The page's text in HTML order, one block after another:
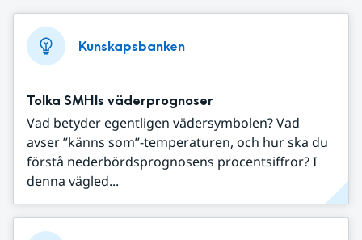
Kunskapsbanken
Tolka SMHIs väderprognoser
Vad betyder egentligen vädersymbolen? Vad
avser ”känns som”-temperaturen, och hur ska du
förstå nederbördsprognosens procentsiffror? I
denna vägled...